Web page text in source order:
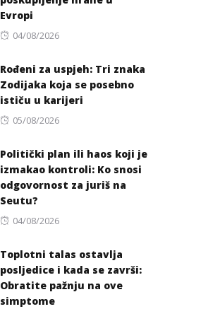
Evropi
Posted
04/08/2026
Rođeni za uspjeh: Tri znaka
Zodijaka koja se posebno
ističu u karijeri
Posted
05/08/2026
Politički plan ili haos koji je
izmakao kontroli: Ko snosi
odgovornost za juriš na
Seutu?
Posted
04/08/2026
Toplotni talas ostavlja
posljedice i kada se završi:
Obratite pažnju na ove
simptome